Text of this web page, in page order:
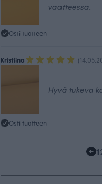
vaatteessa.
Osti tuotteen
Kristiina
Hyvä tukeva
Osti tuotteen
1